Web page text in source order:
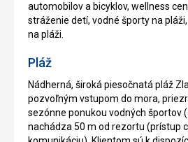
automobilov a bicyklov, wellness
stráženie detí, vodné športy na
na pláži.
Pláž
Nádherná, široká piesočnatá pláž
pozvoľným vstupom do mora,
sezónne ponukou vodných športov
nachádza 50 m od rezortu (prístup